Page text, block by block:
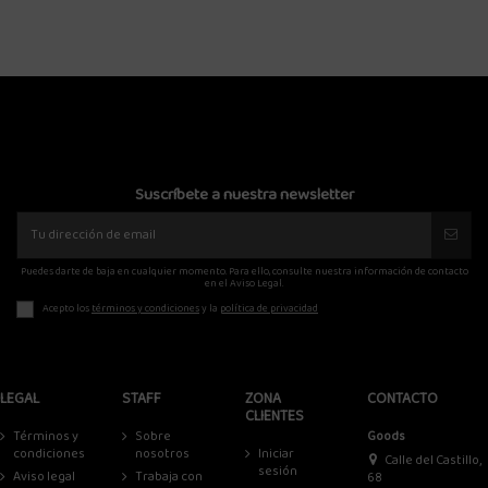
Suscríbete a nuestra newsletter
Puedes darte de baja en cualquier momento. Para ello, consulte nuestra información de contacto
en el Aviso Legal.
Acepto lostérminos y condicionesy la política de privacidad
LEGAL
Términos y
condiciones
Aviso legal
STAFF
Sobre
nosotros
Trabaja con
ZONA
CLIENTES
Iniciar
sesión
CONTACTO
Goods
Calle del Castillo,
68